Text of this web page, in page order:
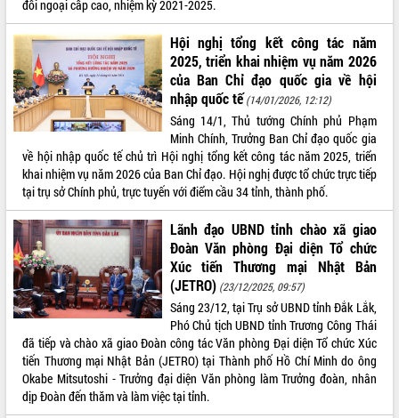
Minh
Lễ truy điệu và an táng hài cốt liệt sĩ
tại Nghĩa trang Liệt sĩ xã Sơn Hòa
Bàn giải pháp tháo gỡ khó khăn trong
xuất khẩu sầu riêng và triển khai quy
định EUDR
Thứ trưởng Bộ Nông nghiệp và Môi
trường Nguyễn Hoàng Hiệp khảo sát
vùng trồng và doanh nghiệp đóng gói
sầu riêng tại Đắk Lắk
Trình diễn nghệ thuật chế biến các
món ăn từ sầu riêng
Đắk Lắk công bố Quy hoạch và xúc
tiến đầu tư tỉnh
Ngành cá ngừ Đắk Lắk chủ động thích
ứng để giữ vững thị trường xuất khẩu
Diễn đàn Kinh tế tư nhân Việt Nam đột
phá cơ chế - Hợp tác công tư
Đề án 06 tạo bước ngoặt đột phá trong
cải cách hành chính tỉnh Đắk Lắk
LIÊN KẾT WEB
THỐNG KÊ TRUY CẬP
Hôm nay: 438
Tất cả: 66013178
đối ngoại cấp cao, nhiệm kỳ 2021-2025.
Hội nghị tổng kết công tác năm
2025, triển khai nhiệm vụ năm 2026
của Ban Chỉ đạo quốc gia về hội
nhập quốc tế (14/01/2026, 12:12)
Sáng 14/1, Thủ tướng Chính phủ Phạm
Minh Chính, Trưởng Ban Chỉ đạo quốc gia
về hội nhập quốc tế chủ trì Hội nghị tổng kết công tác năm 2025, triển
khai nhiệm vụ năm 2026 của Ban Chỉ đạo. Hội nghị được tổ chức trực tiếp
tại trụ sở Chính phủ, trực tuyến với điểm cầu 34 tỉnh, thành phố.
Lãnh đạo UBND tỉnh chào xã giao
Đoàn Văn phòng Đại diện Tổ chức
Xúc tiến Thương mại Nhật Bản
(JETRO) (23/12/2025, 09:57)
Sáng 23/12, tại Trụ sở UBND tỉnh Đắk Lắk,
Phó Chủ tịch UBND tỉnh Trương Công Thái
đã tiếp và chào xã giao Đoàn công tác Văn phòng Đại diện Tổ chức Xúc
tiến Thương mại Nhật Bản (JETRO) tại Thành phố Hồ Chí Minh do ông
Okabe Mitsutoshi - Trưởng đại diện Văn phòng làm Trưởng đoàn, nhân
dịp Đoàn đến thăm và làm việc tại tỉnh.